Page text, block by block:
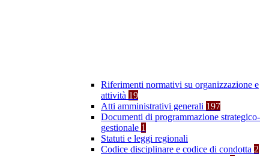
Riferimenti normativi su organizzazione e
attività 19
Atti amministrativi generali 197
Documenti di programmazione strategico-
gestionale 1
Statuti e leggi regionali
Codice disciplinare e codice di condotta 2